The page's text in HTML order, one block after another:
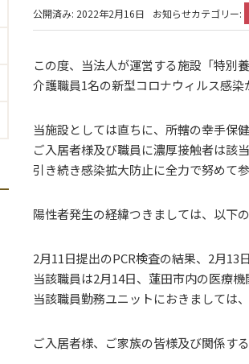
公開済み: 2022年2月16日 お知らせカテゴリー:
この度、当法人が運営する施設「特別
介護職員1名の新型コロナウィルス感染
当施設としては直ちに、所轄の幸手保
ご入居者様及び職員に濃厚接触者は該
引き続き感染拡大防止に全力で努めて参
陽性者発生の経緯つきましては、以下の
2月11日提出のPCR検査の結果、2月13
当該職員は2月14日、蓮田市内の医療
当該職員勤務ユニットにおきましては
ご入居者様、ご家族の皆様及び関係す